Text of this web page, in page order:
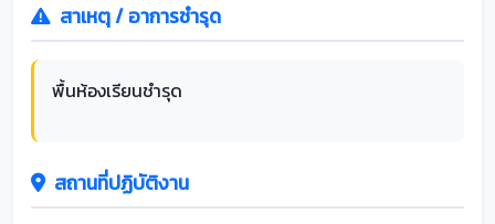
สาเหตุ / อาการชำรุด
พื้นห้องเรียนชำรุด
สถานที่ปฏิบัติงาน